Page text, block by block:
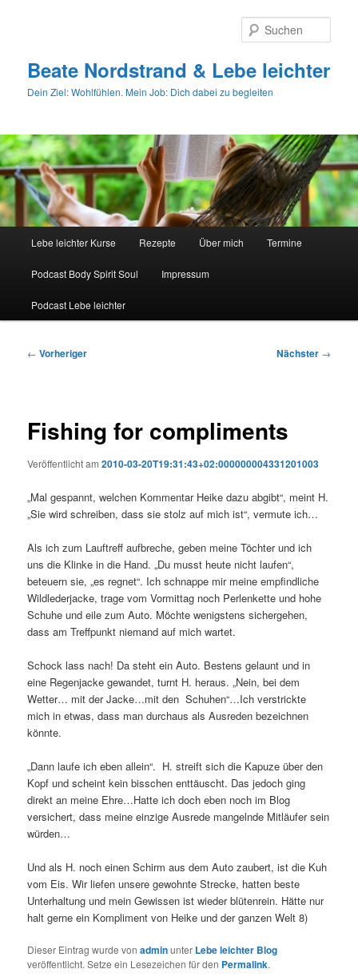
Beate Nordstrand & Lebe leichter
Dein Ziel: Wohlfühlen. Mein Job: Dich dabei zu begleiten
Lebe leichter Kurse Rezepte Über mich Termine
Podcast Body Spirit Soul Impressum
Podcast Lebe leichter
Beitragsnavigation
← Vorheriger Nächster →
Fishing for compliments
Veröffentlicht am2010-03-20T19:31:43+02:000000004331201003
„Mal gespannt, welchen Kommentar Heike dazu abgibt“, meint H.
„Sie wird schreiben, dass sie stolz auf mich ist“, vermute ich…
Als ich zum Lauftreff aufbreche, geben meine Töchter und ich
uns die Klinke in die Hand. „Du musst heute nicht laufen“,
beteuern sie, „es regnet“. Ich schnappe mir meine empfindliche
Wildlederjacke, trage vom Vormittag noch Perlenkette und hohe
Schuhe und eile zum Auto. Möchte wenigstens sichergehen,
dass am Treffpunkt niemand auf mich wartet.
Schock lass nach! Da steht ein Auto. Bestens gelaunt und in
eine Regenjacke gewandet, turnt H. heraus. „Nein, bei dem
Wetter… mit der Jacke…mit den Schuhen“…Ich verstrickte
mich in etwas, dass man durchaus als Ausreden bezeichnen
könnte.
„Dann laufe ich eben allein“. H. streift sich die Kapuze über den
Kopf und scheint kein bisschen enttäuscht. Das jedoch ging
direkt an meine Ehre…Hatte ich doch eben noch im Blog
versichert, dass meine einzige Ausrede mangelnde Mitläufer sein
würden…
Und als H. noch einen Schirm aus dem Auto zaubert, ist die Kuh
vom Eis. Wir liefen unsere gewohnte Strecke, hatten beste
Unterhaltung und mein Gewissen ist wieder blütenrein. Hätte nur
halt gerne ein Kompliment von Heike und der ganzen Welt 8)
Dieser Eintrag wurde vonadminunter Lebe leichter Blog
veröffentlicht. Setze ein Lesezeichen für den Permalink.